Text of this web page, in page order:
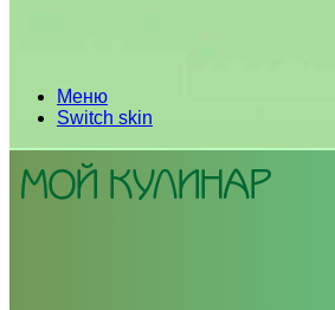
Меню
Switch skin